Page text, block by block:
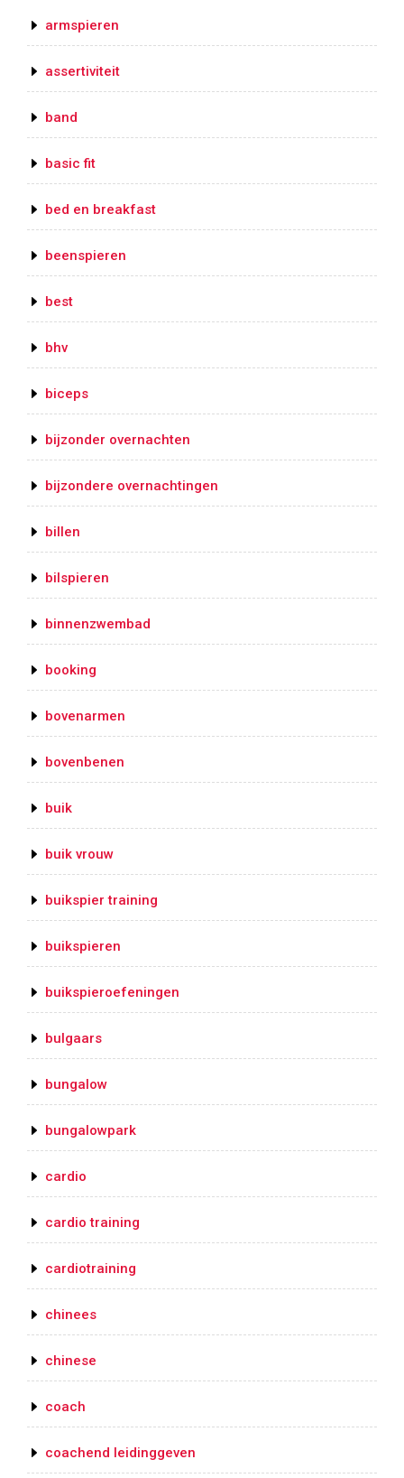
armspieren
assertiviteit
band
basic fit
bed en breakfast
beenspieren
best
bhv
biceps
bijzonder overnachten
bijzondere overnachtingen
billen
bilspieren
binnenzwembad
booking
bovenarmen
bovenbenen
buik
buik vrouw
buikspier training
buikspieren
buikspieroefeningen
bulgaars
bungalow
bungalowpark
cardio
cardio training
cardiotraining
chinees
chinese
coach
coachend leidinggeven